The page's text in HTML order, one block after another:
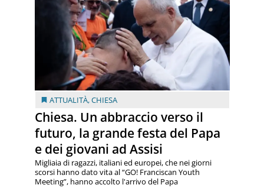
ATTUALITÀ,CHIESA
Chiesa. Un abbraccio verso il
futuro, la grande festa del Papa
e dei giovani ad Assisi
Migliaia di ragazzi, italiani ed europei, che nei giorni
scorsi hanno dato vita al “GO! Franciscan Youth
Meeting”, hanno accolto l'arrivo del Papa